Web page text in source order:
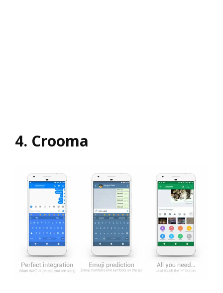
4. Crooma